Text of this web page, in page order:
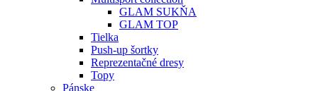
GLAM SUKŇA
GLAM TOP
Tielka
Push-up šortky
Reprezentačné dresy
Topy
Pánske